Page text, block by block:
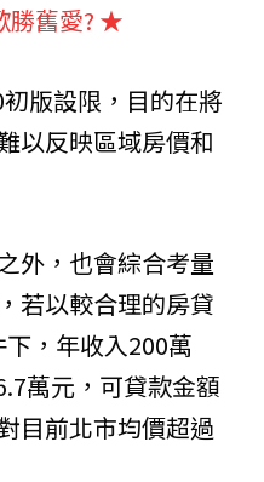
舊愛? ★
版設限，目的在將
以反映區域房價和
外，也會綜合考量
若以較合理的房貸
，年收入200萬
萬元，可貸款金額
目前北市均價超過